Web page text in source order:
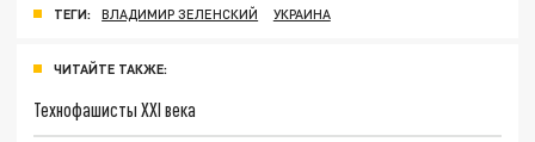
ТЕГИ: ВЛАДИМИР ЗЕЛЕНСКИЙ УКРАИНА
ЧИТАЙТЕ ТАКЖЕ:
Технофашисты XXI века